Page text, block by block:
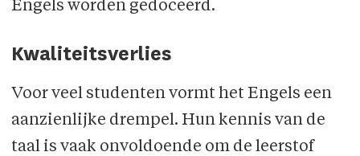
Engels worden gedoceerd.
Kwaliteitsverlies
Voor veel studenten vormt het Engels een
aanzienlijke drempel. Hun kennis van de
taal is vaak onvoldoende om de leerstof